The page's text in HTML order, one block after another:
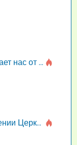
1554 – Что или кто останавливает нас от созидания строения Божия
1553 – Помышление о восхищении Церкви на бракосочетании, во всякое время